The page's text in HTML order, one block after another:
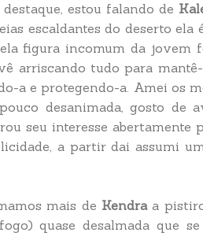
estou falando de
escaldantes do deserto
figura incomum da jovem
arriscando tudo para
a e protegendo-a. Amei os
desanimada, gosto de
seu interesse
a partir dai assumi
mais de Kendraa pistiro
quase desalmada que